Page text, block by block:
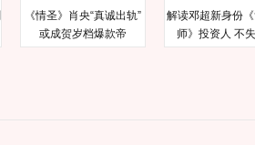
《情圣》肖央“真诚出轨”
或成贺岁档爆款帝
解读邓超新身份
师》投资人 不